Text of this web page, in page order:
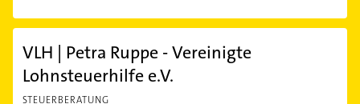
VLH | Petra Ruppe - Vereinigte
Lohnsteuerhilfe e.V.
STEUERBERATUNG